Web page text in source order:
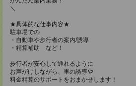
＼
★具体的な仕事内容★
駐車場での
・自動車や歩行者の案内/誘導
・精算補助 など！
歩行者が安心して通れるように
お声がけしながら、車の誘導や
料金精算のサポートをおまかせします！